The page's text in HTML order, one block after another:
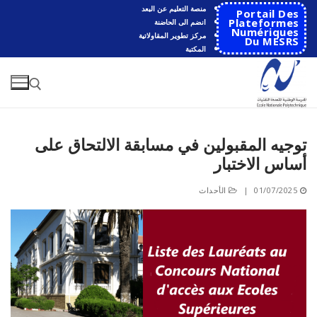
التجاوز
إلى
المحتوى
Portail Des
Plateformes
Numériques
Du MESRS
منصة التعليم عن البعد
انضم الى الحاضنة
مركز تطوير المقاولاتية
المكتبة
البحث عن:
عن:
الرئيسية
المدرسة
مقدمة عن المدرسة
تاريخ المدرسة
الأقســام
الهندسة الاتوماتكية
التعاون
توجيه المقبولين في مسابقة الالتحاق على
أساس الاختبار
01/07/2025
| الأحداث